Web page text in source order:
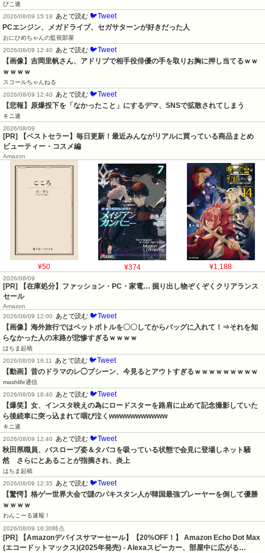
ぴこ速
2026/08/09 15:19 あとで読む 🐦Tweet
PCエンジン、メガドライブ、セガサターンが好きだった人
おにひめちゃんの監視部屋
2026/08/09 12:40 あとで読む 🐦Tweet
【画像】吉岡里帆さん、アドリブで相手役俳優の手を取りお胸に押し当てるｗｗ
ｗｗｗｗ
スコールちゃんねる
2026/08/09 12:40 あとで読む 🐦Tweet
【悲報】原爆投下を「なかったこと」にするデマ、SNSで拡散されてしまう
キニ速
2026/08/09
[PR] 【ベストセラー】毎日更新！最近みんながリアルに買っている商品まとめ
ビューティー・コスメ編
Amazon
¥50 ¥374 ¥1,188
2026/08/09
[PR] 【在庫処分】ファッション・PC・家電… 掘り出し物ぞくぞくクリアランス
セール
Amazon
2026/08/09 12:00
あとで読む 🐦Tweet
【画像】海外旅行ではペットボトルを〇〇してからバッグに入れて！⇒それを知
らなかった人の末路が悲惨すぎるｗｗｗｗ
はちま起稿
2026/08/09 16:11
あとで読む 🐦Tweet
【動画】昔のドラマのレ◯プシーン、今見るとアウトすぎるｗｗｗｗｗｗｗｗｗ
mashlife通信
2026/08/09 16:40
あとで読む 🐦Tweet
【爆笑】女、インスタ映えの為にロードスターを路肩に止めて記念撮影していた
ら後続車に突っ込まれて咽び泣くwwwwwwwwwww
キニ速
2026/08/09 12:40
あとで読む 🐦Tweet
秋田県職員、バスローブ姿＆タバコを吸っている状態で会見に登場しネット騒
然　さらにとあることが指摘され、炎上
はちま起稿
2026/08/09 12:35
あとで読む 🐦Tweet
【驚愕】格ゲー世界大会で謎のパキスタン人が韓国最強プレーヤーを倒して優勝
ｗｗｗｗ
わんこーる速報！
2026/08/09 16:30時点
[PR] 【Amazonデバイスサマーセール】【20%OFF！】 Amazon Echo Dot Max
(エコードットマックス)(2025年発売) - Alexaスピーカー、部屋中に広がる…